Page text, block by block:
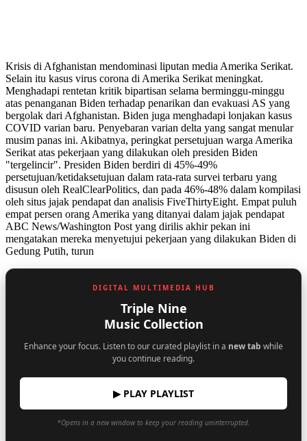
Krisis di Afghanistan mendominasi liputan media Amerika Serikat.
Selain itu kasus virus corona di Amerika Serikat meningkat.
Menghadapi rentetan kritik bipartisan selama berminggu-minggu
atas penanganan Biden terhadap penarikan dan evakuasi AS yang
bergolak dari Afghanistan. Biden juga menghadapi lonjakan kasus
COVID varian baru. Penyebaran varian delta yang sangat menular
musim panas ini. Akibatnya, peringkat persetujuan warga Amerika
Serikat atas pekerjaan yang dilakukan oleh presiden Biden
"tergelincir". Presiden Biden berdiri di 45%-49%
persetujuan/ketidaksetujuan dalam rata-rata survei terbaru yang
disusun oleh RealClearPolitics, dan pada 46%-48% dalam kompilasi
oleh situs jajak pendapat dan analisis FiveThirtyEight. Empat puluh
empat persen orang Amerika yang ditanyai dalam jajak pendapat
ABC News/Washington Post yang dirilis akhir pekan ini
mengatakan mereka menyetujui pekerjaan yang dilakukan Biden di
Gedung Putih, turun
DIGITAL MULTIMEDIA HUB
Triple Nine
Music Collection
Enhance your focus. Listen to our curated playlist in a new tab while
you continue reading.
▶ PLAY PLAYLIST
*Opens in a new window to keep your reading uninterrupted.